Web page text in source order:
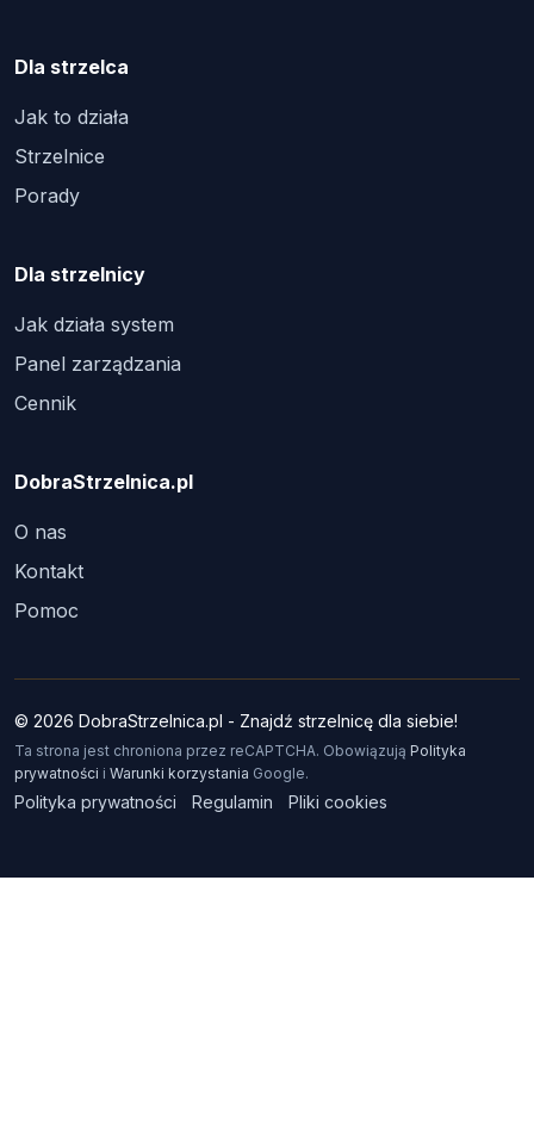
Dla strzelca
Jak to działa
Strzelnice
Porady
Dla strzelnicy
Jak działa system
Panel zarządzania
Cennik
DobraStrzelnica.pl
O nas
Kontakt
Pomoc
© 2026 DobraStrzelnica.pl - Znajdź strzelnicę dla siebie!
Ta strona jest chroniona przez reCAPTCHA. Obowiązują Polityka
prywatności i Warunki korzystania Google.
Polityka prywatności Regulamin Pliki cookies